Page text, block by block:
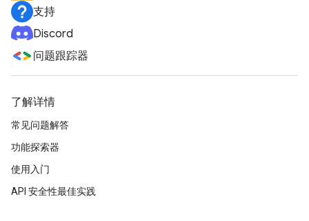
支持
Discord
问题跟踪器
了解详情
常见问题解答
功能探索器
使用入门
API 安全性最佳实践